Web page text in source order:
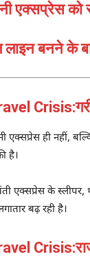
एक्सप्रेस को
बनने के
एक्सप्रेस ही नहीं,
है।
एक्सप्रेस के स्लीपर,
बढ़ रही है।